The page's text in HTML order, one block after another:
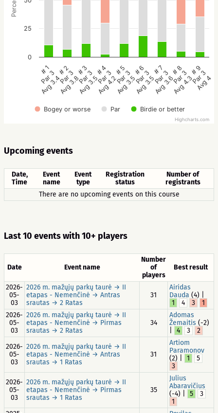
Bogey or worse Par Birdie or better
# 1
Par 3
Avg 3.4
# 2
Par 3
Avg 3.8
# 3
Par 3
Avg 3.5
# 4
Par 3
Avg 4.2
# 5
Par 3
Avg 3.5
# 6
Par 3
Avg 3.5
# 7
Par 3
Avg 3.6
# 8
Par 3
Avg 4.3
# 9
Par 3
Avg 4
0
25
Highcharts.com
Upcoming events
Date,
Time
Event
name
Event
type
Registration
status
Number of
registrants
There are no upcoming events on this course
Last 10 events with 10+ players
Date Event name
Number
of
players
Best result
2026-
05-
03
2026 m. mažųjų parkų taurė → II
etapas - Nemenčinė → Antras
srautas → 2 Ratas
31
Airidas
Dauda (4) |
1
4 3
1
2026-
05-
03
2026 m. mažųjų parkų taurė → II
etapas - Nemenčinė → Pirmas
srautas → 2 Ratas
34
Adomas
Žemaitis (-2)
4 3
2
2026-
05-
03
2026 m. mažųjų parkų taurė → II
etapas - Nemenčinė → Antras
srautas → 1 Ratas
31
Artiom
Paramonov
(2) |
1
5
3
2026-
05-
03
2026 m. mažųjų parkų taurė → II
etapas - Nemenčinė → Pirmas
srautas → 1 Ratas
35
Julius
Abaravičius
(-4) |
5
3
1